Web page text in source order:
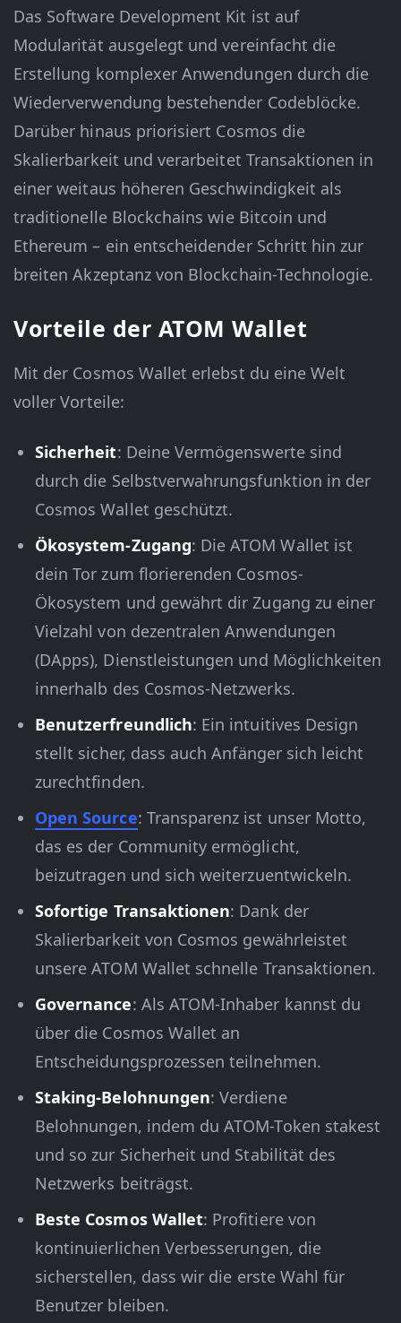
Das Software Development Kit ist auf
Modularität ausgelegt und vereinfacht die
Erstellung komplexer Anwendungen durch die
Wiederverwendung bestehender Codeblöcke.
Darüber hinaus priorisiert Cosmos die
Skalierbarkeit und verarbeitet Transaktionen in
einer weitaus höheren Geschwindigkeit als
traditionelle Blockchains wie Bitcoin und
Ethereum – ein entscheidender Schritt hin zur
breiten Akzeptanz von Blockchain-Technologie.
Vorteile der ATOM Wallet
Mit der Cosmos Wallet erlebst du eine Welt
voller Vorteile:
Sicherheit: Deine Vermögenswerte sind
durch die Selbstverwahrungsfunktion in der
Cosmos Wallet geschützt.
Ökosystem-Zugang: Die ATOM Wallet ist
dein Tor zum florierenden Cosmos-
Ökosystem und gewährt dir Zugang zu einer
Vielzahl von dezentralen Anwendungen
(DApps), Dienstleistungen und Möglichkeiten
innerhalb des Cosmos-Netzwerks.
Benutzerfreundlich: Ein intuitives Design
stellt sicher, dass auch Anfänger sich leicht
zurechtfinden.
Open Source: Transparenz ist unser Motto,
das es der Community ermöglicht,
beizutragen und sich weiterzuentwickeln.
Sofortige Transaktionen: Dank der
Skalierbarkeit von Cosmos gewährleistet
unsere ATOM Wallet schnelle Transaktionen.
Governance: Als ATOM-Inhaber kannst du
über die Cosmos Wallet an
Entscheidungsprozessen teilnehmen.
Staking-Belohnungen: Verdiene
Belohnungen, indem du ATOM-Token stakest
und so zur Sicherheit und Stabilität des
Netzwerks beiträgst.
Beste Cosmos Wallet: Profitiere von
kontinuierlichen Verbesserungen, die
sicherstellen, dass wir die erste Wahl für
Benutzer bleiben.